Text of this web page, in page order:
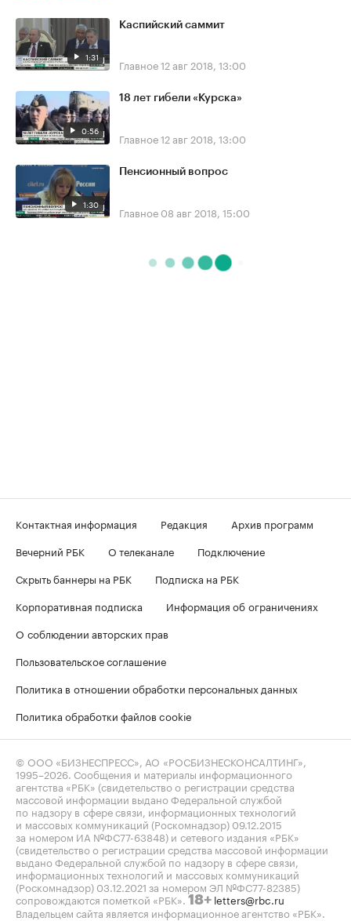
1:31
Каспийский саммит
Главное12 авг 2018, 13:00
0:56
18 лет гибели «Курска»
Главное12 авг 2018, 13:00
1:30
Пенсионный вопрос
Главное 08 авг 2018, 15:00
Контактная информация Редакция
Архив программ
Вечерний РБК
О телеканале
Подключение
Скрыть баннеры на РБК
Подписка на РБК
Корпоративная подписка
Информация об ограничениях
О соблюдении авторских прав
Пользовательское соглашение
Политика в отношении обработки персональных данных
Политика обработки файлов cookie
© ООО «БИЗНЕСПРЕСС», АО «РОСБИЗНЕСКОНСАЛТИНГ»,
1995–2026 . Сообщения и материалы информационного
агентства «РБК» (свидетельство о регистрации средства
массовой информации выдано Федеральной службой
по надзору в сфере связи, информационных технологий
и массовых коммуникаций (Роскомнадзор) 09.12.2015
за номером ИА №ФС77-63848) и сетевого издания «РБК»
(свидетельство о регистрации средства массовой информации
выдано Федеральной службой по надзору в сфере связи,
информационных технологий и массовых коммуникаций
(Роскомнадзор) 03.12.2021 за номером ЭЛ №ФС77-82385)
сопровождаются пометкой «РБК». 18+ letters@rbc.ru
Владельцем сайта является информационное агентство «РБК».